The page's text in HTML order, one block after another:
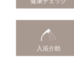
入浴介助